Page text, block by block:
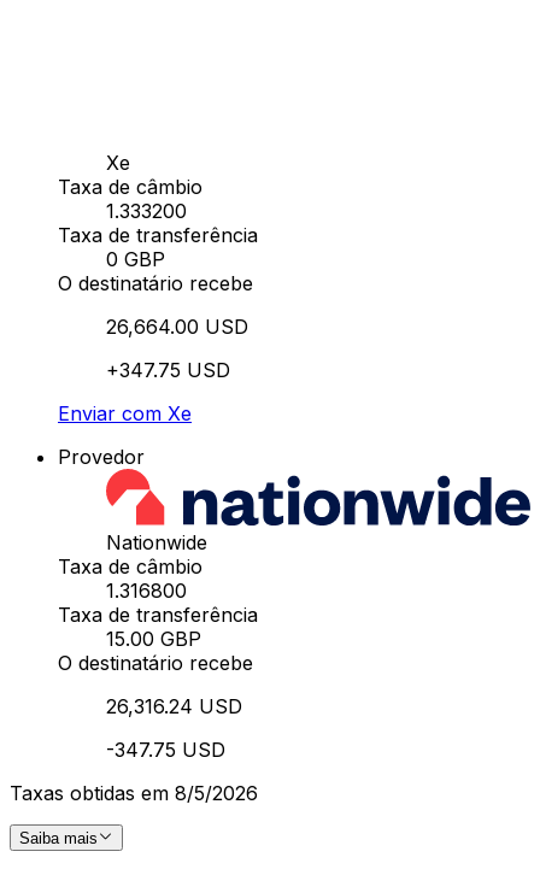
Xe
Taxa de câmbio
1.333200
Taxa de transferência
0 GBP
O destinatário recebe
26,664.00 USD
+347.75 USD
Enviar com Xe
Provedor
Nationwide
Taxa de câmbio
1.316800
Taxa de transferência
15.00 GBP
O destinatário recebe
26,316.24 USD
-347.75 USD
Taxas obtidas em 8/5/2026
Saiba mais